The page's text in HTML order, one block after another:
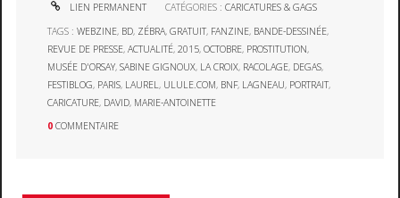
LIEN PERMANENT CATÉGORIES :CARICATURES & GAGS
TAGS :WEBZINE, BD, ZÉBRA,GRATUIT, FANZINE, BANDE-DESSINÉE,
REVUE DE PRESSE,ACTUALITÉ,2015,OCTOBRE, PROSTITUTION,
MUSÉE D'ORSAY,SABINE GIGNOUX, LA CROIX, RACOLAGE, DEGAS,
FESTIBLOG, PARIS, LAUREL , ULULE.COM, BNF, LAGNEAU, PORTRAIT,
CARICATURE, DAVID, MARIE-ANTOINETTE
0 COMMENTAIRE